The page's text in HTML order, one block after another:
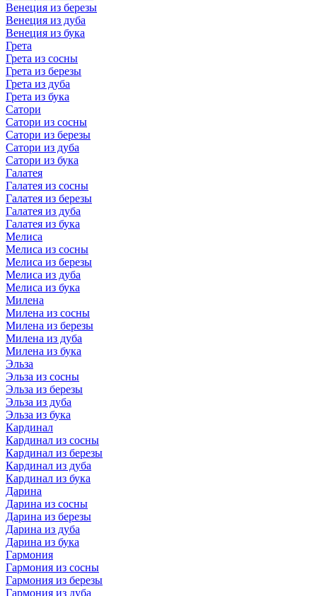
Венеция из березы
Венеция из дуба
Венеция из бука
Грета
Грета из сосны
Грета из березы
Грета из дуба
Грета из бука
Сатори
Сатори из сосны
Сатори из березы
Сатори из дуба
Сатори из бука
Галатея
Галатея из сосны
Галатея из березы
Галатея из дуба
Галатея из бука
Мелиса
Мелиса из сосны
Мелиса из березы
Мелиса из дуба
Мелиса из бука
Милена
Милена из сосны
Милена из березы
Милена из дуба
Милена из бука
Эльза
Эльза из сосны
Эльза из березы
Эльза из дуба
Эльза из бука
Кардинал
Кардинал из сосны
Кардинал из березы
Кардинал из дуба
Кардинал из бука
Дарина
Дарина из сосны
Дарина из березы
Дарина из дуба
Дарина из бука
Гармония
Гармония из сосны
Гармония из березы
Гармония из дуба